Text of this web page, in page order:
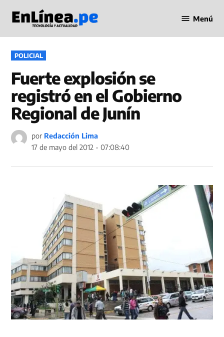
contenido
en Línea
Menú
PUBLICADO
EN
POLICIAL
Fuerte explosión se
registró en el Gobierno
Regional de Junín
por Redacción Lima
17 de mayo del 2012 - 07:08:40